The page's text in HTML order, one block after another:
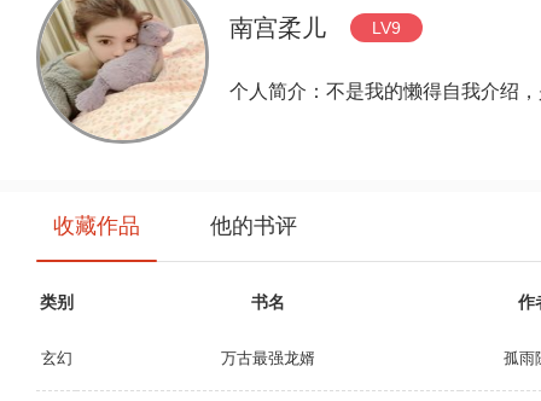
南宫柔儿 LV9
个人简介：不是我的懒得自我介绍
收藏作品 他的书评
类别 书名 作
玄幻 万古最强龙婿 孤雨